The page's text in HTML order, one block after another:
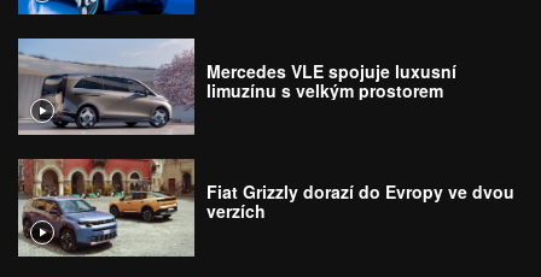
Mercedes VLE spojuje luxusní
limuzínu s velkým prostorem
Fiat Grizzly dorazí do Evropy ve dvou
verzích